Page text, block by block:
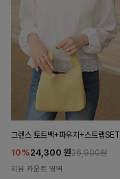
그렌스 토트백+파우치+스트랩SET
10%24,300 원26,900원
리뷰 카운트 영역